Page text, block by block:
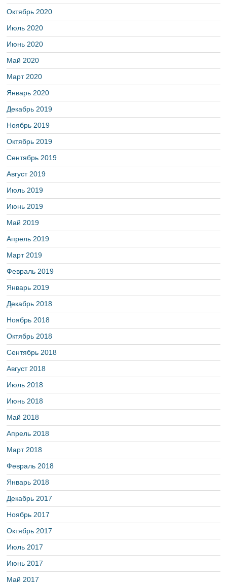
Октябрь 2020
Июль 2020
Июнь 2020
Май 2020
Март 2020
Январь 2020
Декабрь 2019
Ноябрь 2019
Октябрь 2019
Сентябрь 2019
Август 2019
Июль 2019
Июнь 2019
Май 2019
Апрель 2019
Март 2019
Февраль 2019
Январь 2019
Декабрь 2018
Ноябрь 2018
Октябрь 2018
Сентябрь 2018
Август 2018
Июль 2018
Июнь 2018
Май 2018
Апрель 2018
Март 2018
Февраль 2018
Январь 2018
Декабрь 2017
Ноябрь 2017
Октябрь 2017
Июль 2017
Июнь 2017
Май 2017